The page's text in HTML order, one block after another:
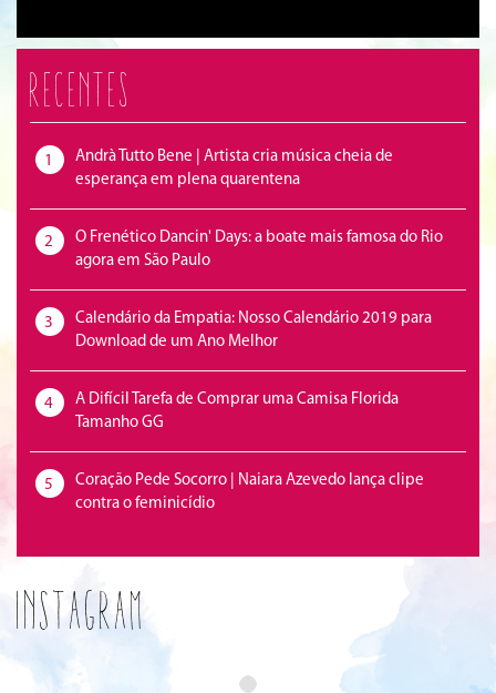
Recentes
1
Andrà Tutto Bene | Artista cria música cheia de
esperança em plena quarentena
2
O Frenético Dancin' Days: a boate mais famosa do Rio
agora em São Paulo
3
Calendário da Empatia: Nosso Calendário 2019 para
Download de um Ano Melhor
4
A Difícil Tarefa de Comprar uma Camisa Florida
Tamanho GG
5
Coração Pede Socorro | Naiara Azevedo lança clipe
contra o feminicídio
Instagram